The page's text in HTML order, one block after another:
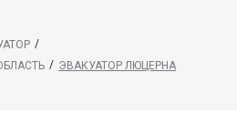
/
/ ЭВАКУАТОР ЛЮЦЕРНА